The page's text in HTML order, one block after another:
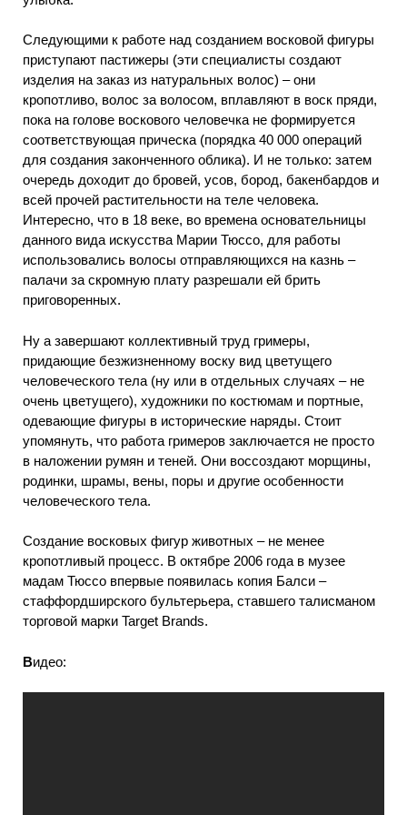
Следующими к работе над созданием восковой фигуры
приступают пастижеры (эти специалисты создают
изделия на заказ из натуральных волос) – они
кропотливо, волос за волосом, вплавляют в воск пряди,
пока на голове воскового человечка не формируется
соответствующая прическа (порядка 40 000 операций
для создания законченного облика). И не только: затем
очередь доходит до бровей, усов, бород, бакенбардов и
всей прочей растительности на теле человека.
Интересно, что в 18 веке, во времена основательницы
данного вида искусства Марии Тюссо, для работы
использовались волосы отправляющихся на казнь –
палачи за скромную плату разрешали ей брить
приговоренных.
Ну а завершают коллективный труд гримеры,
придающие безжизненному воску вид цветущего
человеческого тела (ну или в отдельных случаях – не
очень цветущего), художники по костюмам и портные,
одевающие фигуры в исторические наряды. Стоит
упомянуть, что работа гримеров заключается не просто
в наложении румян и теней. Они воссоздают морщины,
родинки, шрамы, вены, поры и другие особенности
человеческого тела.
Создание восковых фигур животных – не менее
кропотливый процесс. В октябре 2006 года в музее
мадам Тюссо впервые появилась копия Балси –
стаффордширского бультерьера, ставшего талисманом
торговой марки Target Brands.
Видео: